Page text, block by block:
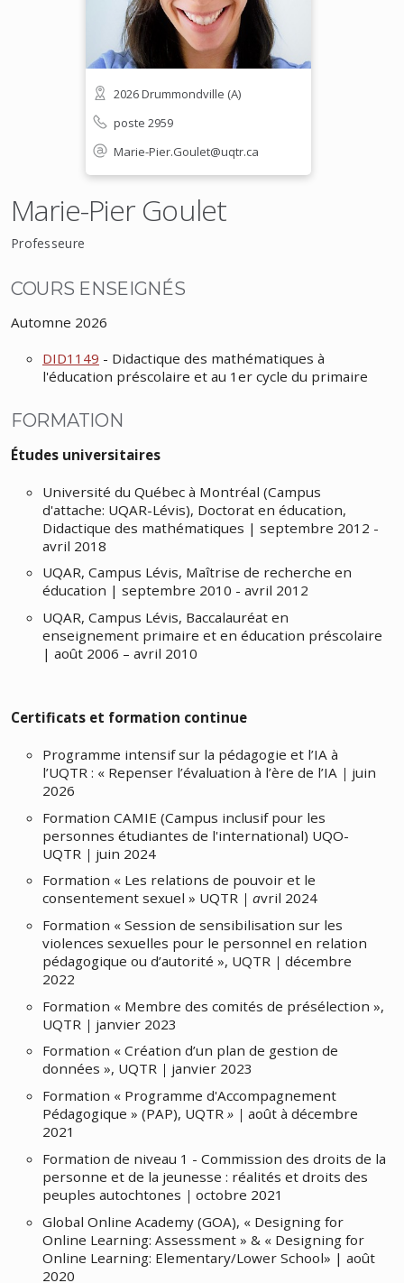
2026 Drummondville (A)
poste 2959
Marie-Pier.Goulet@uqtr.ca
Marie-Pier Goulet
Professeure
COURS ENSEIGNÉS
Automne 2026
DID1149 - Didactique des mathématiques à
l'éducation préscolaire et au 1er cycle du primaire
FORMATION
Études universitaires
Université du Québec à Montréal (Campus
d'attache: UQAR-Lévis), Doctorat en éducation,
Didactique des mathématiques | septembre 2012 -
avril 2018
UQAR, Campus Lévis, Maîtrise de recherche en
éducation | septembre 2010 - avril 2012
UQAR, Campus Lévis, Baccalauréat en
enseignement primaire et en éducation préscolaire
| août 2006 – avril 2010
Certificats et formation continue
Programme intensif sur la pédagogie et l’IA à
l’UQTR : « Repenser l’évaluation à l’ère de l’IA | juin
2026
Formation CAMIE (Campus inclusif pour les
personnes étudiantes de l'international) UQO-
UQTR | juin 2024
Formation « Les relations de pouvoir et le
consentement sexuel » UQTR | avril 2024
Formation « Session de sensibilisation sur les
violences sexuelles pour le personnel en relation
pédagogique ou d’autorité », UQTR | décembre
2022
Formation « Membre des comités de présélection »,
UQTR | janvier 2023
Formation « Création d’un plan de gestion de
données », UQTR | janvier 2023
Formation « Programme d'Accompagnement
Pédagogique » (PAP), UQTR » | août à décembre
2021
Formation de niveau 1 - Commission des droits de la
personne et de la jeunesse : réalités et droits des
peuples autochtones | octobre 2021
Global Online Academy (GOA), « Designing for
Online Learning: Assessment » & « Designing for
Online Learning: Elementary/Lower School» | août
2020